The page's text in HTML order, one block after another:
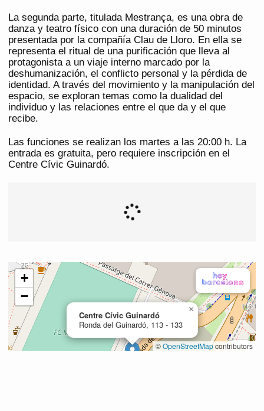
La segunda parte, titulada Mestrança, es una obra de
danza y teatro físico con una duración de 50 minutos
presentada por la compañía Clau de Lloro. En ella se
representa el ritual de una purificación que lleva al
protagonista a un viaje interno marcado por la
deshumanización, el conflicto personal y la pérdida de
identidad. A través del movimiento y la manipulación del
espacio, se exploran temas como la dualidad del
individuo y las relaciones entre el que da y el que
recibe.
Las funciones se realizan los martes a las 20:00 h. La
entrada es gratuita, pero requiere inscripción en el
Centre Cívic Guinardó.